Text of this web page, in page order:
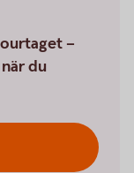
–
du